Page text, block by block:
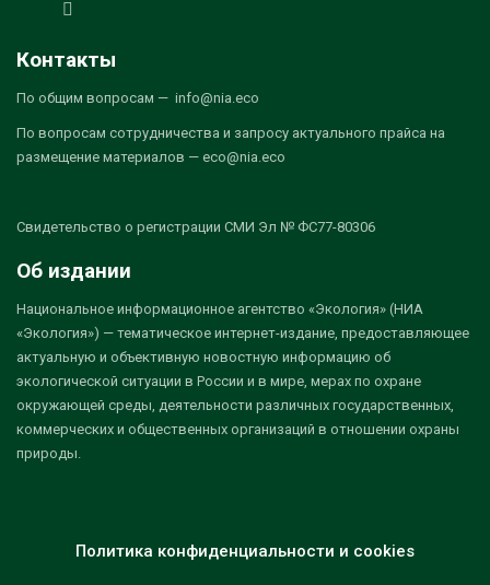
Контакты
По общим вопросам — info@nia.eco
По вопросам сотрудничества и запросу актуального прайса на
размещение материалов — eco@nia.eco
Свидетельство о регистрации СМИ Эл № ФС77-80306
Об издании
Национальное информационное агентство «Экология» (НИА
«Экология») — тематическое интернет-издание, предоставляющее
актуальную и объективную новостную информацию об
экологической ситуации в России и в мире, мерах по охране
окружающей среды, деятельности различных государственных,
коммерческих и общественных организаций в отношении охраны
природы.
Политика конфиденциальности и cookies